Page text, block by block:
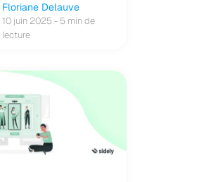
Floriane Delauve
10 juin 2025 - 5 min de
lecture